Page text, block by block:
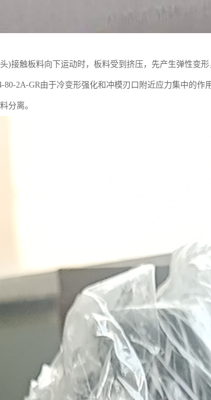
)接触板料向下运动时，板料受到挤压，先产生弹性变
80-2A-GR由于冷变形强化和冲模刃口附近应力集中的作
分离。